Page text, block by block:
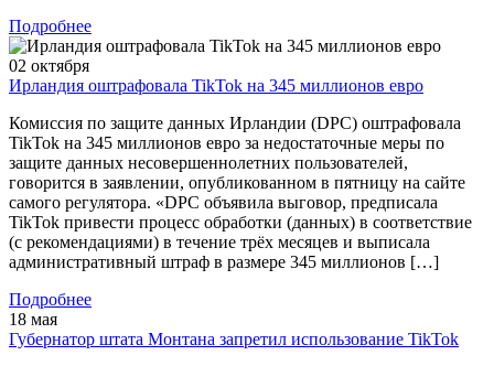
Подробнее
02 октября
Ирландия оштрафовала TikTok на 345 миллионов евро
Комиссия по защите данных Ирландии (DPC) оштрафовала
TikTok на 345 миллионов евро за недостаточные меры по
защите данных несовершеннолетних пользователей,
говорится в заявлении, опубликованном в пятницу на сайте
самого регулятора. «DPC объявила выговор, предписала
TikTok привести процесс обработки (данных) в соответствие
(с рекомендациями) в течение трёх месяцев и выписала
административный штраф в размере 345 миллионов […]
Подробнее
18 мая
Губернатор штата Монтана запретил использование TikTok